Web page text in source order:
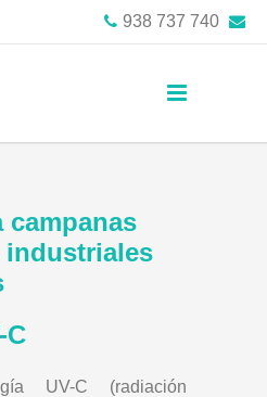
938 737 740
campanas
industriales
C
UV-C (radiación